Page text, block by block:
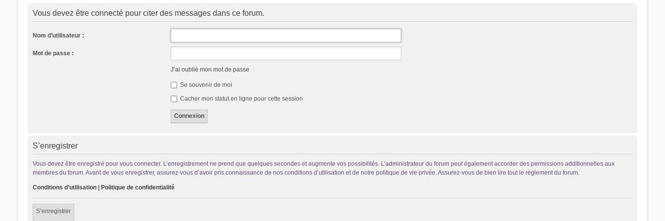
Vous devez être connecté pour citer des messages dans ce forum.
Nom d’utilisateur :
Mot de passe :
J’ai oublié mon mot de passe
Se souvenir de moi
Cacher mon statut en ligne pour cette session
S’enregistrer
Vous devez être enregistré pour vous connecter. L’enregistrement ne prend que quelques secondes et augmente vos possibilités. L’administrateur du forum peut également accorder des permissions additionnelles aux
membres du forum. Avant de vous enregistrer, assurez-vous d’avoir pris connaissance de nos conditions d’utilisation et de notre politique de vie privée. Assurez-vous de bien lire tout le règlement du forum.
Conditions d’utilisation| Politique de confidentialité
S’enregistrer